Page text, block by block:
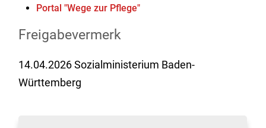
Portal "Wege zur Pflege"
Freigabevermerk
14.04.2026Sozialministerium Baden-
Württemberg